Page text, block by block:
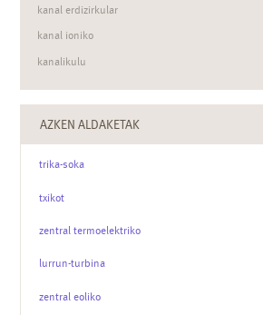
kanal erdizirkular
kanal ioniko
kanalikulu
kanalizazio
AZKEN ALDAKETAK
trika-soka
txikot
zentral termoelektriko
lurrun-turbina
zentral eoliko